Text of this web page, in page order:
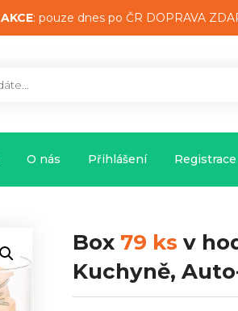
AKCE: pouze dnes po ČR DOPRAVA
O nás Přihlášení Registrace
Box 79 ks v
Kuchyně,